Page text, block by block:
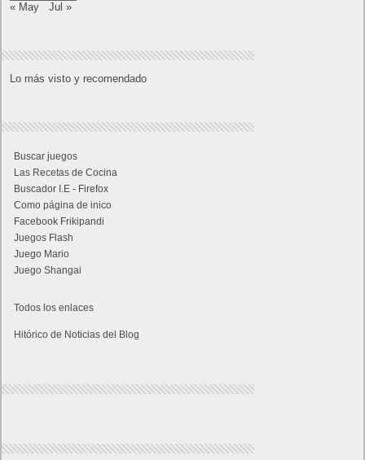
« May Jul »
Lo más visto y recomendado
Buscar juegos
Las Recetas de Cocina
Buscador I.E - Firefox
Como página de inico
Facebook Frikipandi
Juegos Flash
Juego Mario
Juego Shangai
Todos los enlaces
Hitórico de Noticias del Blog